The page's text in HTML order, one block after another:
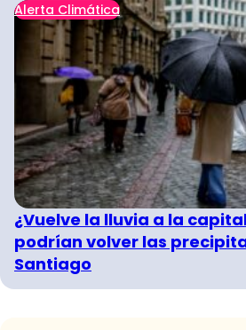
Alerta Climática
¿Vuelve la lluvia a la
podrían volver las
Santiago